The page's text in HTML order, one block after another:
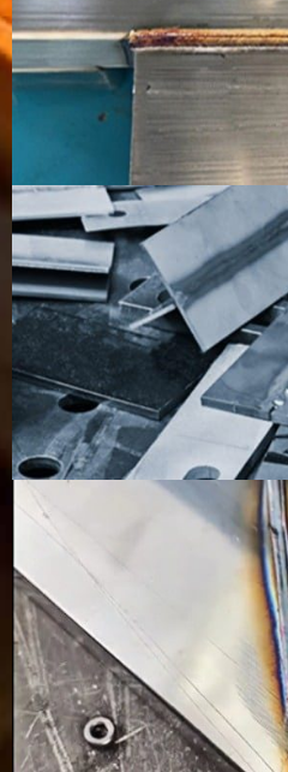
รอยเชื่อม
และสะอาด
ไม่จำเป็น
ต้องเติมสาร
เติมเต็ม
สามารถ
เติมสารเติม
เต็มได้หาก
จำเป็น
ทักษะที่
ต้องการ
ราคาจะต่ำ
กว่าสำหรับ
และราคา
จะสูงกว่า
สำหรับการ
ตั้งค่าแบบ
ความ
สามารถด้าน
ระบบ
อัตโนมัติ
ยิ่งสำหรับ
หุ่นยนต์และ
สายการ
ผลิต